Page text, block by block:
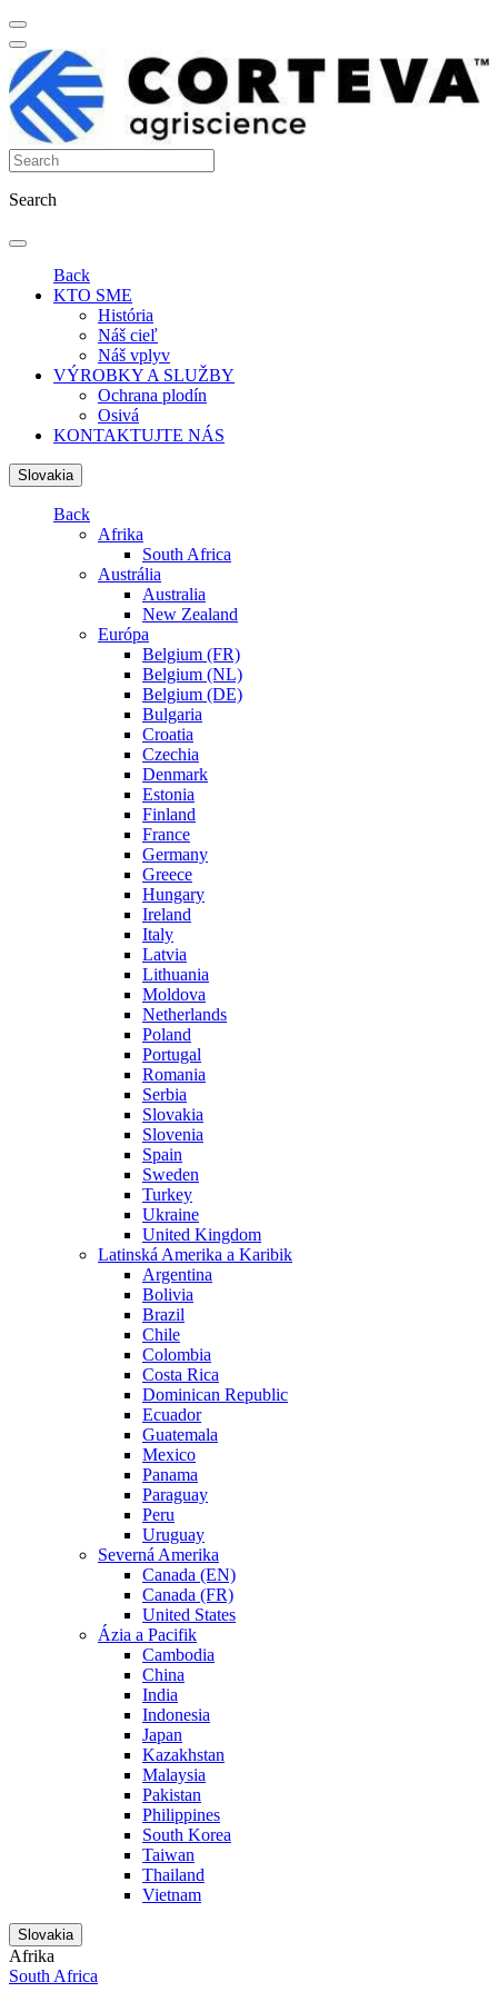
Search
Back
KTO SME
História
Náš cieľ
Náš vplyv
VÝROBKY A SLUŽBY
Ochrana plodín
Osivá
KONTAKTUJTE NÁS
Slovakia
Back
Afrika
South Africa
Austrália
Australia
New Zealand
Európa
Belgium (FR)
Belgium (NL)
Belgium (DE)
Bulgaria
Croatia
Czechia
Denmark
Estonia
Finland
France
Germany
Greece
Hungary
Ireland
Italy
Latvia
Lithuania
Moldova
Netherlands
Poland
Portugal
Romania
Serbia
Slovakia
Slovenia
Spain
Sweden
Turkey
Ukraine
United Kingdom
Latinská Amerika a Karibik
Argentina
Bolivia
Brazil
Chile
Colombia
Costa Rica
Dominican Republic
Ecuador
Guatemala
Mexico
Panama
Paraguay
Peru
Uruguay
Severná Amerika
Canada (EN)
Canada (FR)
United States
Ázia a Pacifik
Cambodia
China
India
Indonesia
Japan
Kazakhstan
Malaysia
Pakistan
Philippines
South Korea
Taiwan
Thailand
Vietnam
Slovakia
Afrika
South Africa